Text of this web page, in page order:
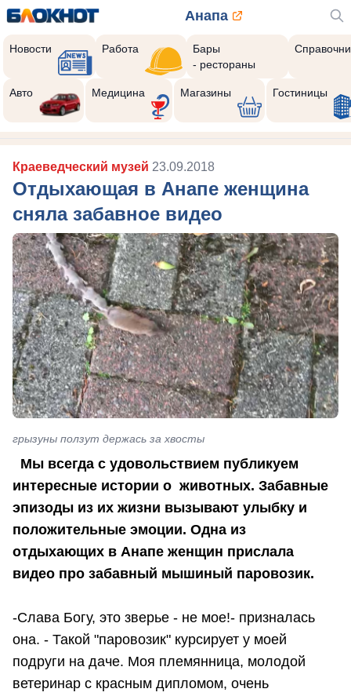
Анапа
Новости Работа
Бары
- рестораны
Авто Медицина Магазины Гостиницы
Краеведческий музей 23.09.2018
Отдыхающая в Анапе женщина
сняла забавное видео
грызуны ползут держась за хвосты
Мы всегда с удовольствием публикуем
интересные истории о животных. Забавные
эпизоды из их жизни вызывают улыбку и
положительные эмоции. Одна из
отдыхающих в Анапе женщин прислала
видео про забавный мышиный паровозик.
-Слава Богу, это зверье - не мое!- призналась
она. - Такой "паровозик" курсирует у моей
подруги на даче. Моя племянница, молодой
ветеринар с красным дипломом, очень